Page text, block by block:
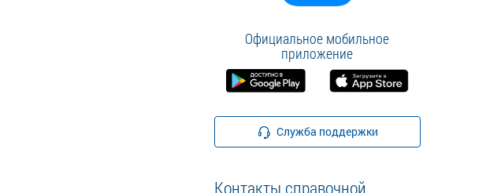
Официальное мобильное
приложение
Служба поддержки
Контакты справочной